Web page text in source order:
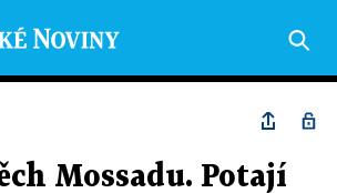
Mossadu. Potají